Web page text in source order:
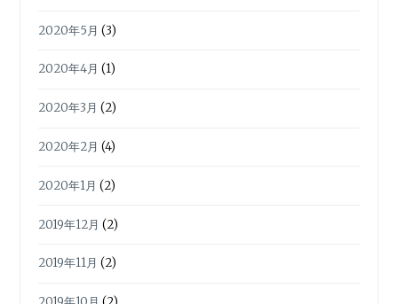
2020年5月 (3)
2020年4月 (1)
2020年3月 (2)
2020年2月 (4)
2020年1月 (2)
2019年12月 (2)
2019年11月 (2)